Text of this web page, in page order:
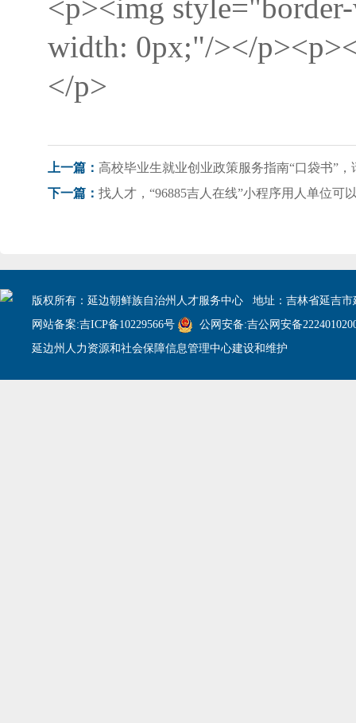
<p><img
width: 0px;"/></
</p>
上一篇： 高校毕业生就业创业政策服务指南“口袋书”，
下一篇： 找人才，“96885吉人在线”小程序用人单位可
版权所有：延边朝鲜族自治州人才服务中心 地址：吉林省延吉市
网站备案:吉ICP备10229566号
公网安备:吉公网安备
延边州人力资源和社会保障信息管理中心建设和维护